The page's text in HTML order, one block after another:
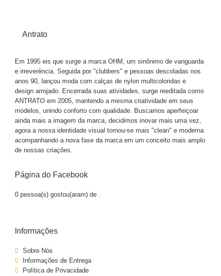
Antrato
Em 1995 eis que surge a marca OHM, um sinônimo de vanguarda
e irreverência. Seguida por "clubbers" e pessoas descoladas nos
anos 90, lançou moda com calças de nylon multicoloridas e
design arrojado. Encerrada suas atividades, surge reeditada como
ANTRATO em 2005, mantendo a mesma criatividade em seus
modelos, unindo conforto com qualidade. Buscamos aperfeiçoar
ainda mais a imagem da marca, decidimos inovar mais uma vez,
agora a nossa identidade visual tornou-se mais "clean" e moderna
acompanhando a nova fase da marca em um conceito mais amplo
de nossas criações.
Página do Facebook
0 pessoa(s) gostou(aram) de .
Informações
Sobre Nós
Informações de Entrega
Política de Privacidade